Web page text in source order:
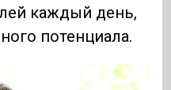
каждый день,
потенциала.